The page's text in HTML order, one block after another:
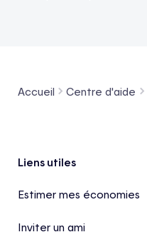
Accueil Centre d'aide
Pied de page
Liens utiles
Estimer mes économies
Inviter un ami